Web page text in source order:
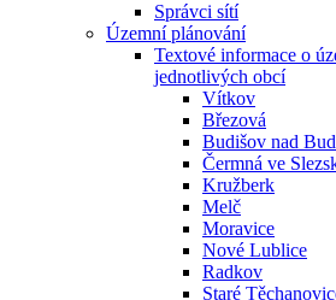
Správci sítí
Územní plánování
Textové informace o
jednotlivých obcí
Vítkov
Březová
Budišov nad
Čermná ve
Kružberk
Melč
Moravice
Nové Lublice
Radkov
Staré